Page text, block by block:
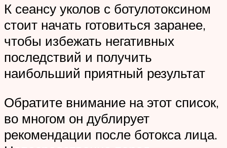
К сеансу уколов с ботулотоксином
стоит начать готовиться заранее,
чтобы избежать негативных
последствий и получить
наибольший приятный результат
Обратите внимание на этот список,
во многом он дублирует
рекомендации после ботокса лица.